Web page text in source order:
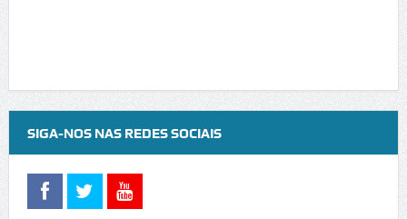
SIGA-NOS NAS REDES SOCIAIS